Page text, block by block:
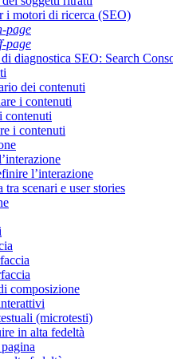
i motori di ricerca (SEO)
page
page
diagnostica SEO: Search
dei contenuti
i contenuti
contenuti
i contenuti
l’interazione
scenari e user stories
composizione
(microtesti)
in alta fedeltà